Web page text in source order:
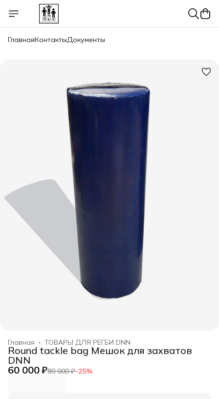
ГлавнаяКонтактыДокументы
ТОВАРЫ ДЛЯ РЕГБИ DNN
Главная ›
Round tackle bag Мешок для захватов
DNN
60 000 ₽80 000 ₽−25%